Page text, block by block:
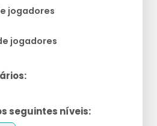
jogadores
jogadores
seguintes níveis: